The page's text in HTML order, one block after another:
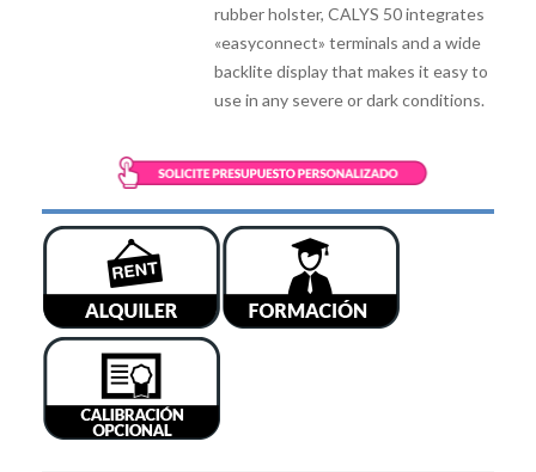
rubber holster, CALYS 50 integrates
«easyconnect» terminals and a wide
backlite display that makes it easy to
use in any severe or dark conditions.